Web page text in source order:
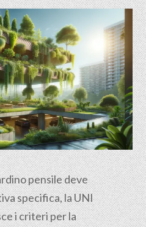
pensile deve
specifica, la UNI
i criteri per la